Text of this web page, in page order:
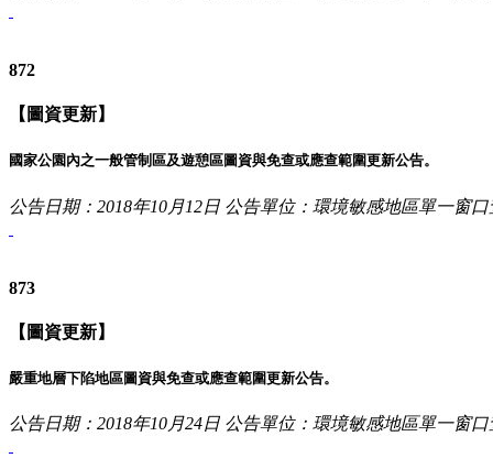
872
【圖資更新】
國家公園內之一般管制區及遊憩區圖資與免查或應查範圍更新公告。
公告日期：2018年10月12日 公告單位：環境敏感地區單一窗
873
【圖資更新】
嚴重地層下陷地區圖資與免查或應查範圍更新公告。
公告日期：2018年10月24日 公告單位：環境敏感地區單一窗